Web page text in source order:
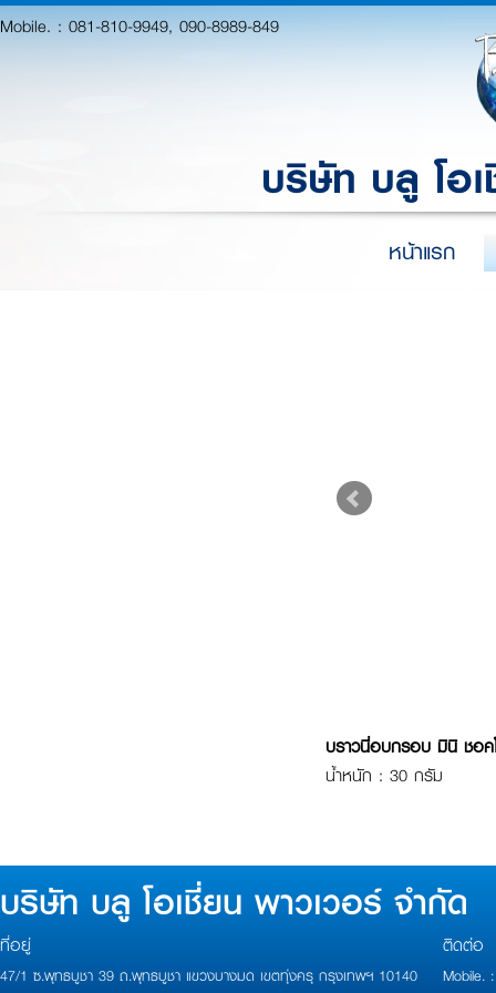
Mobile. :081-810-9949, 090-8989-849
บริษัท บลู โอ
หน้าแรก
บราวนี่อบกรอบ มินิ ชอค
น้ำหนัก : 30 กรัม
บริษัท บลู โอเชี่ยน พาวเวอร์ จำกัด
ที่อยู่
47/1 ซ.พุทธบูชา 39 ถ.พุทธบูชา แขวงบางมด เขตทุ่งครุ กรุงเทพฯ 10140
ติดต่อ
Mobile.